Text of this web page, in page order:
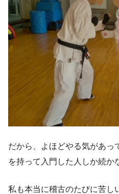
だから、よほどやる気があっ
を持って入門した人しか続か
私も本当に稽古のたびに苦し